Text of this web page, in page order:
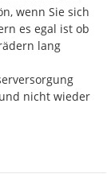
wenn Sie sich
es egal ist ob
lang
nicht wieder